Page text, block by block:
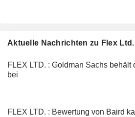
Aktuelle Nachrichten zu Flex Ltd.
FLEX LTD. : Goldman Sachs behält
bei
FLEX LTD. : Bewertung von Baird